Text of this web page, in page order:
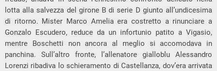
lotta alla salvezza del girone B di serie D giunto all’undicesima
di ritorno. Mister Marco Amelia era costretto a rinunciare a
Gonzalo Escudero, reduce da un infortunio patito a Vigasio,
mentre Boschetti non ancora al meglio si accomodava in
panchina. Sull’altro fronte, l’allenatore gialloblu Alessandro
Lorenzi ribadiva lo schieramento di Castellanza, dov’era arrivata